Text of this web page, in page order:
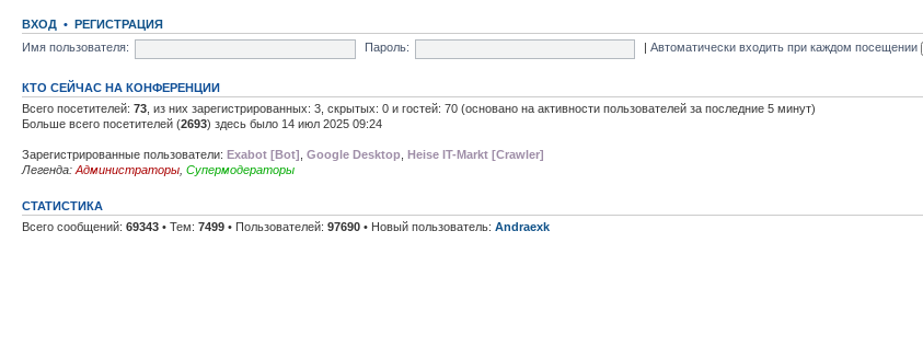
ВХОД • РЕГИСТРАЦИЯ
Имя пользователя:
Пароль: |Автоматически входить при каждом посещении
КТО СЕЙЧАС НА КОНФЕРЕНЦИИ
Всего посетителей: 73 , из них зарегистрированных: 3, скрытых: 0 и гостей: 70 (основано на активности пользователей за последние 5 минут)
Больше всего посетителей (2693) здесь было 14 июл 2025 09:24
Зарегистрированные пользователи: Exabot [Bot] Google Desktop Heise IT-Markt [Crawler]
Легенда: Администраторы Супермодераторы
СТАТИСТИКА
Всего сообщений: 69343 • Тем: 7499 • Пользователей: 97690 • Новый пользователь: Andraexk